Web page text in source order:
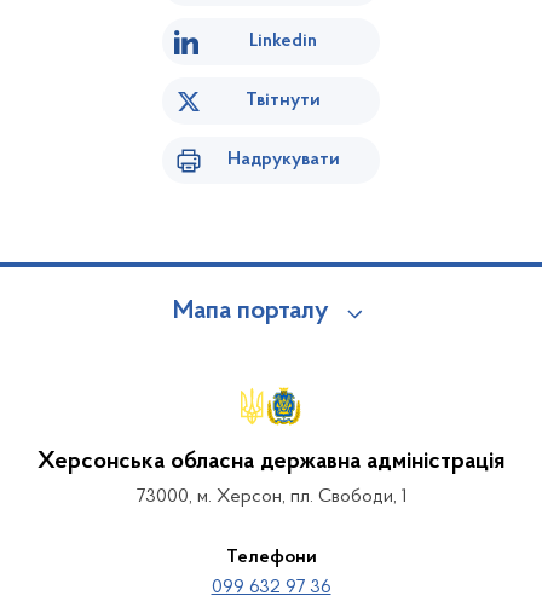
Linkedin
Твітнути
Надрукувати
Мапа порталу
Херсонська обласна державна адміністрація
73000, м. Херсон, пл. Свободи, 1
Телефони
099 632 97 36